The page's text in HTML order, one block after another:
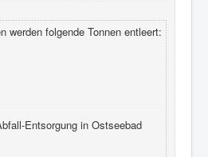
werden folgende Tonnen entleert:
Entsorgung in Ostseebad